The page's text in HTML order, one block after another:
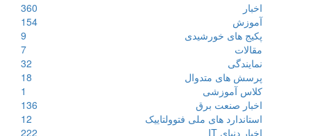
اخبار
360
آموزش
154
پکیج های خورشیدی
9
مقالات
7
نمایندگی
32
پرسش های متدوال
18
کلاس آموزشی
1
اخبار صنعت برق
136
استاندارد های ملی فتوولتاییک
12
اخبار دنیای IT
222